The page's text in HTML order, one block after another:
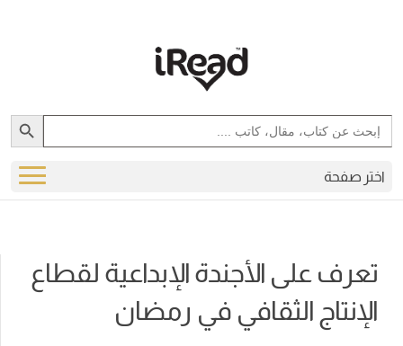
Search
for:
Search Button
اختر صفحة
تعرف على الأجندة الإبداعية لقطاع
الإنتاج الثقافي في رمضان